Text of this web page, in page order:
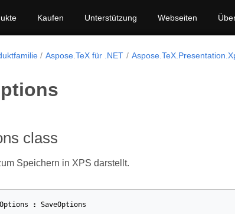
Kaufen Unterstützung Webseiten
Aspose.TeX für .NET
class
Speichern in XPS darstellt.
: SaveOptions